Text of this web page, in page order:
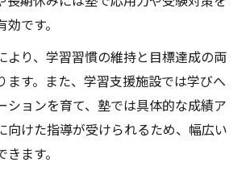
です。
より、学習習慣の維持と目標達成の両
ます。また、学習支援施設では学びへ
ションを育て、塾では具体的な成績ア
向けた指導が受けられるため、幅広い
ます。